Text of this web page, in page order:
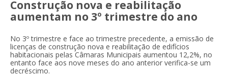
Construção nova e reabilitação
aumentam no 3º trimestre do ano
No 3º trimestre e face ao trimestre precedente, a emissão de
licenças de construção nova e reabilitação de edifícios
habitacionais pelas Câmaras Municipais aumentou 12,2%, no
entanto face aos nove meses do ano anterior verifica-se um
decréscimo.